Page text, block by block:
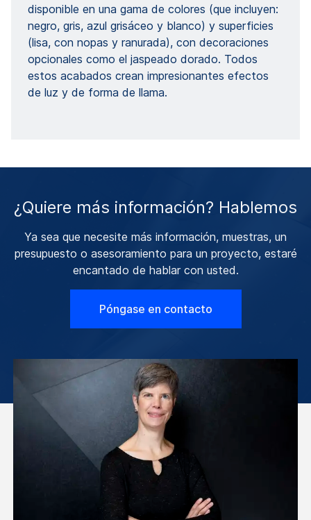
disponible en una gama de colores (que incluyen:
negro, gris, azul grisáceo y blanco) y superficies
(lisa, con nopas y ranurada), con decoraciones
opcionales como el jaspeado dorado. Todos
estos acabados crean impresionantes efectos
de luz y de forma de llama.
¿Quiere más información? Hablemos
Ya sea que necesite más información, muestras, un
presupuesto o asesoramiento para un proyecto, estaré
encantado de hablar con usted.
Póngase en contacto